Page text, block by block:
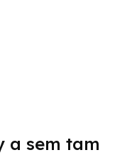
a sem tam